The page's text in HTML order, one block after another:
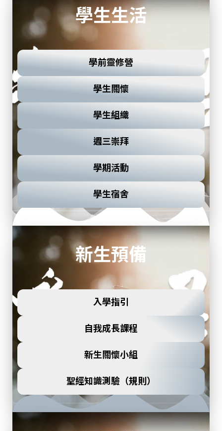
學生生活
學前靈修營
學生關懷
學生組織
週三崇拜
學期活動
學生宿舍
新生預備
入學指引
自我成長課程
新生關懷小組
聖經知識測驗（規則）